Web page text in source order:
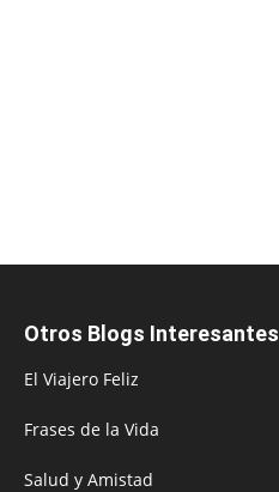
Otros Blogs Interesantes
El Viajero Feliz
Frases de la Vida
Salud y Amistad